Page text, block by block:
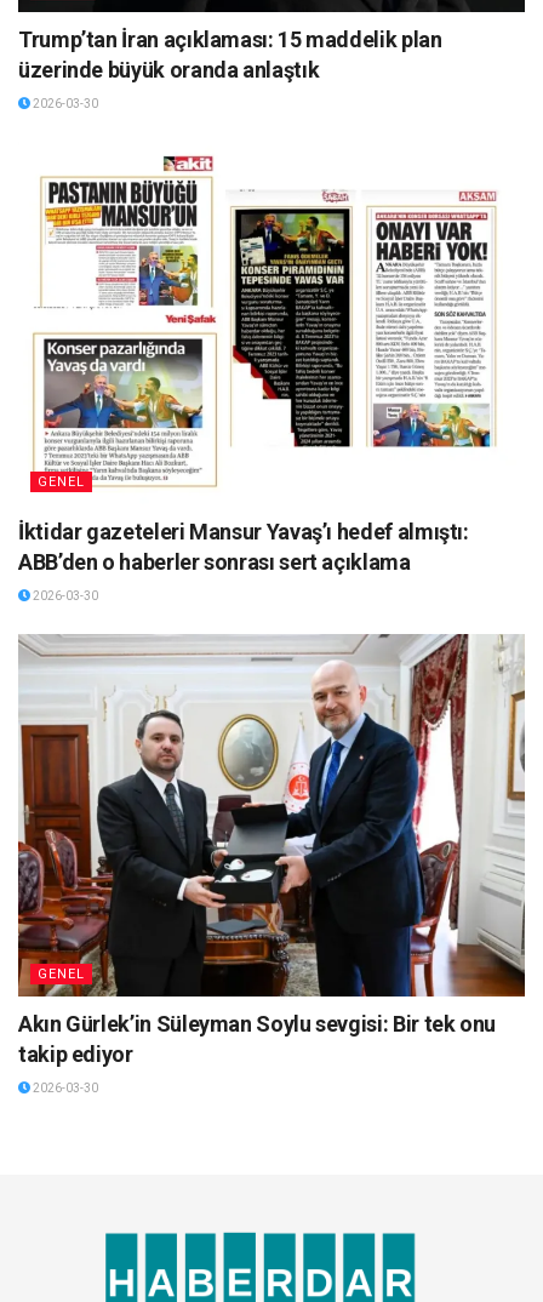
Trump’tan İran açıklaması: 15 maddelik plan
üzerinde büyük oranda anlaştık
2026-03-30
GENEL
İktidar gazeteleri Mansur Yavaş’ı hedef almıştı:
ABB’den o haberler sonrası sert açıklama
2026-03-30
GENEL
Akın Gürlek’in Süleyman Soylu sevgisi: Bir tek onu
takip ediyor
2026-03-30